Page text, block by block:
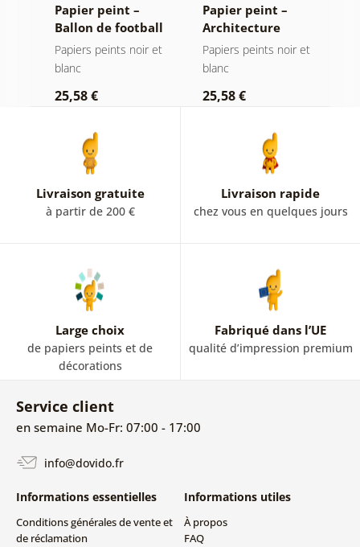
Papier peint –
Ballon de football
en gris
Papiers peints noir et
blanc
25,58 €
Papier peint –
Architecture
historique en
dessin noir et
Papiers peints noir et
blanc
25,58 €
Livraison gratuite
à partir de 200 €
Livraison rapide
chez vous en quelques jours
Large choix
de papiers peints et de
décorations
Fabriqué dans l’UE
qualité d’impression premium
Service client
en semaine Mo-Fr: 07:00 - 17:00
info@dovido.fr
Informations essentielles
Conditions générales de vente et
de réclamation
Informations utiles
À propos
FAQ